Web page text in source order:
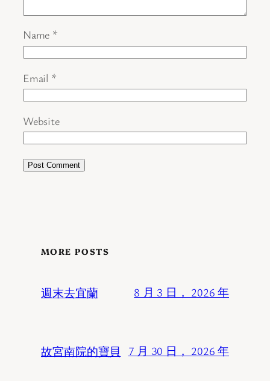
Name *
Email *
Website
MORE POSTS
週末去宜蘭 8 月 3 日， 2026 年
故宮南院的寶貝 7 月 30 日， 2026 年